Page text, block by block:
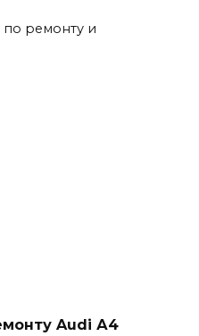
по ремонту и
Audi А4